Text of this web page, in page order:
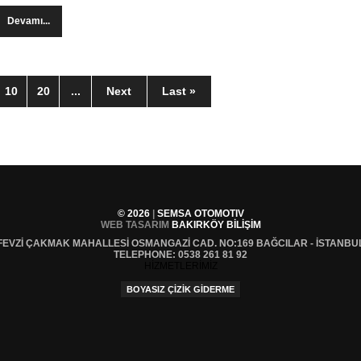
Devamı...
10 20 ... Next Last »
© 2026
SEMSA OTOMOTIV
WEB TASARIM BAKIRKÖY BILIŞIM
ÇAKMAK MAHALLESI OSMANGAZI CAD. NO:169 BAĞCILAR -
TELEPHONE: 0538 261 81 92
BOYASIZ ÇIZIK GIDERME